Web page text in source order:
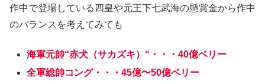
作中で登場している四皇や元王下七武海の懸賞金から作中
のバランスを考えてみても
海軍元帥“赤犬（サカズキ）“・・・40億ベリー
全軍総帥コング・・・45億〜50億ベリー